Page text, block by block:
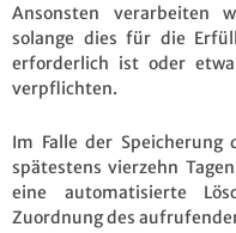
Ansonsten verarbeiten
solange dies für die
erforderlich ist oder
verpflichten.
Im Falle der
spätestens vierzehn
eine automatisierte
Zuordnung des